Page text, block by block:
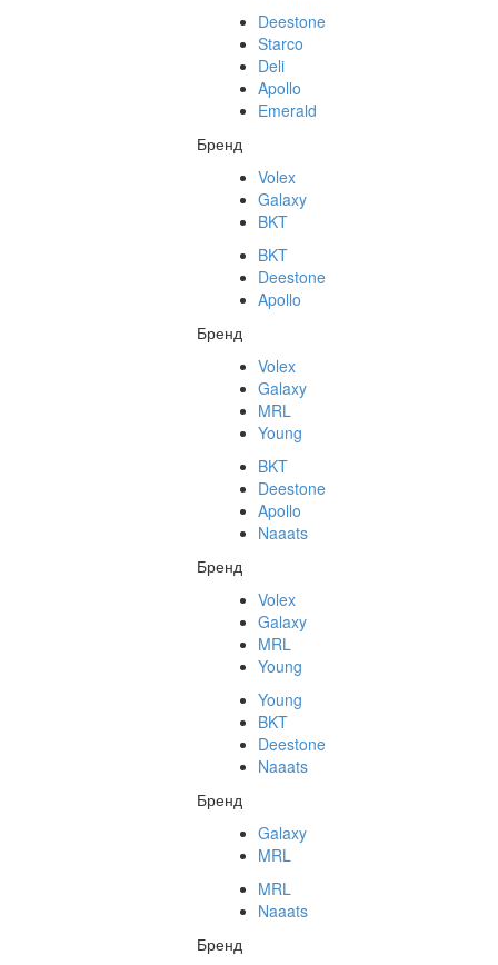
Deestone
Starco
Deli
Apollo
Emerald
Бренд
Volex
Galaxy
BKT
BKT
Deestone
Apollo
Бренд
Volex
Galaxy
MRL
Young
BKT
Deestone
Apollo
Naaats
Бренд
Volex
Galaxy
MRL
Young
Young
BKT
Deestone
Naaats
Бренд
Galaxy
MRL
MRL
Naaats
Бренд